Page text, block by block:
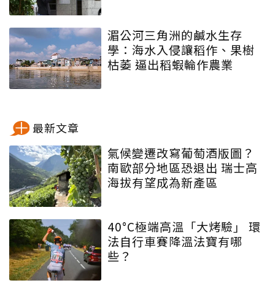
湄公河三角洲的鹹水生存
學：海水入侵讓稻作、果樹
枯萎 逼出稻蝦輪作農業
最新文章
氣候變遷改寫葡萄酒版圖？
南歐部分地區恐退出 瑞士高
海拔有望成為新產區
40°C極端高溫「大烤驗」 環
法自行車賽降溫法寶有哪
些？